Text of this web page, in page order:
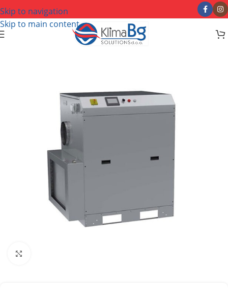
Skip to navigation
Skip to main content